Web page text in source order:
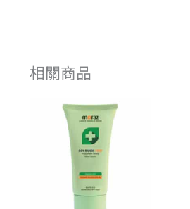
相關商品